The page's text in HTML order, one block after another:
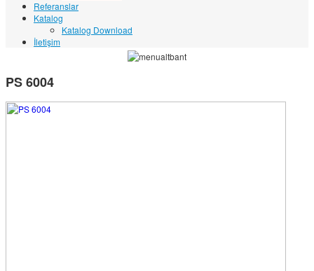
Referanslar
Katalog
Katalog Download
İletişim
PS 6004